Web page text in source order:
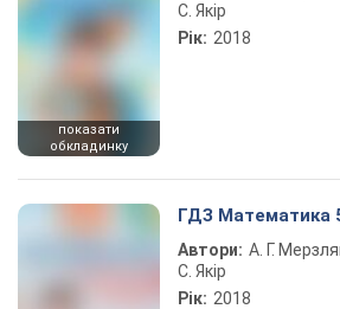
показати
обкладинку
С. Якір
Рік: 2018
ГДЗ Математика
Автори: А. Г.
С. Якір
Рік: 2018